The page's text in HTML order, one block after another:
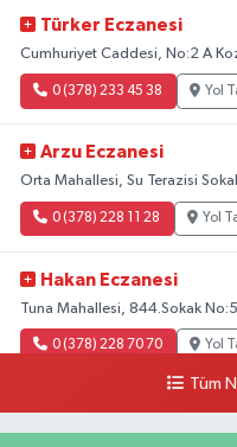
Türker Eczanesi
Cumhuriyet Caddesi, No:2 A
0 (378) 233 45 38 Yol
Arzu Eczanesi
Orta Mahallesi, Su Terazisi
0 (378) 228 11 28 Yol
Hakan Eczanesi
Tuna Mahallesi, 844.Sokak
0 (378) 228 70 70 Yol
Tüm